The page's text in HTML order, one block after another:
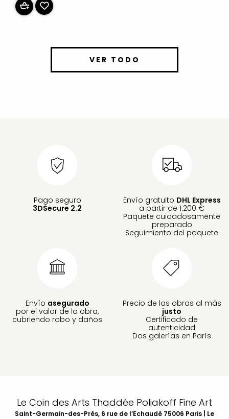
VER TODO
Pago seguro
3DSecure 2.2
Envío gratuito DHL Express
a partir de 1.200 €
Paquete cuidadosamente
preparado
Seguimiento del paquete
Envío asegurado
por el valor de la obra,
cubriendo robo y daños
Precio de las obras al más
justo
Certificado de
autenticidad
Dos galerías en París
Le Coin des Arts Thaddée Poliakoff Fine Art
Saint-Germain-des-Prés, 6 rue de l’Echaudé 75006 Paris | Le